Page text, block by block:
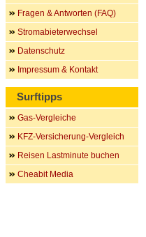
Fragen & Antworten (FAQ)
Stromabieterwechsel
Datenschutz
Impressum & Kontakt
Surftipps
Gas-Vergleiche
KFZ-Versicherung-Vergleich
Reisen Lastminute buchen
Cheabit Media